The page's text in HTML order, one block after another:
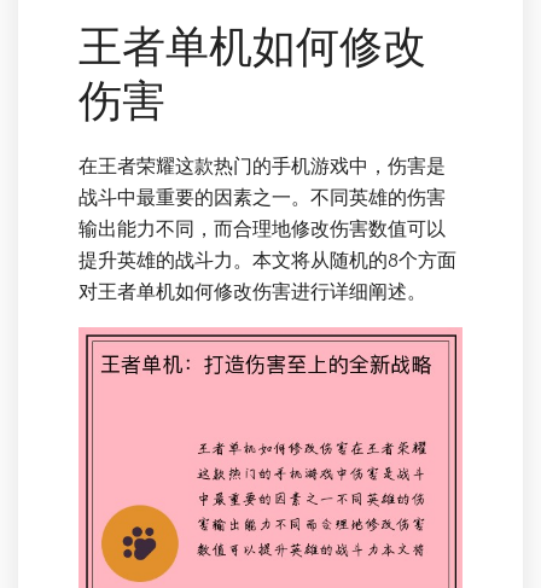
王者单机如何修改
伤害
在王者荣耀这款热门的手机游戏中，伤害是
战斗中最重要的因素之一。不同英雄的伤害
输出能力不同，而合理地修改伤害数值可以
提升英雄的战斗力。本文将从随机的8个方面
对王者单机如何修改伤害进行详细阐述。